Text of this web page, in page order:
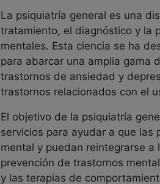
La psiquiatría general es una
tratamiento, el diagnóstico y la
mentales. Esta ciencia se ha
para abarcar una amplia gama
trastornos de ansiedad y
trastornos relacionados con el
El objetivo de la psiquiatría
servicios para ayudar a que las
mental y puedan reintegrarse
prevención de trastornos
y las terapias de